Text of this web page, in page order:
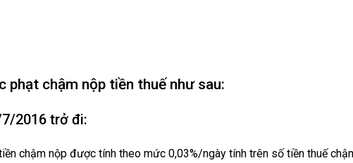
chậm nộp tiền thuế như sau:
2016 trở đi:
chậm nộp được tính theo mức 0,03%/ngày tính trên số tiền thuế